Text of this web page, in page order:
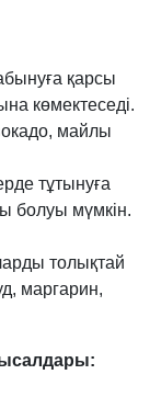
қарсы
көмектеседі.
майлы
тұтынуға
болуы мүмкін.
толықтай
маргарин,